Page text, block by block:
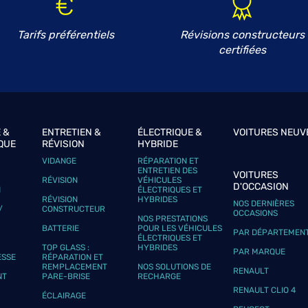
Tarifs préférentiels
Révisions constructeurs
certifiées
&
ENTRETIEN &
RÉVISION
VIDANGE
RÉVISION
RÉVISION
CONSTRUCTEUR
BATTERIE
TOP GLASS :
RÉPARATION ET
REMPLACEMENT
PARE-BRISE
ÉCLAIRAGE
ÉLECTRIQUE &
HYBRIDE
RÉPARATION ET
ENTRETIEN DES
VÉHICULES
ÉLECTRIQUES ET
HYBRIDES
NOS PRESTATIONS
POUR LES VÉHICULES
ÉLECTRIQUES ET
HYBRIDES
NOS SOLUTIONS DE
RECHARGE
VOITURES
VOITURES
D'OCCASION
NOS DERNIÈRES
OCCASIONS
PAR
PAR MARQUE
RENAULT
RENAULT CLIO 4